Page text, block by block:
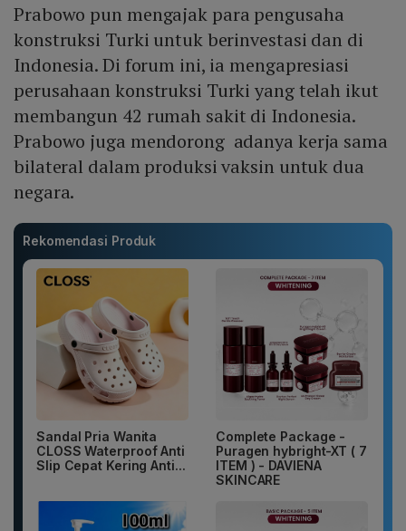
Prabowo pun mengajak para pengusaha
konstruksi Turki untuk berinvestasi dan di
Indonesia. Di forum ini, ia mengapresiasi
perusahaan konstruksi Turki yang telah ikut
membangun 42 rumah sakit di Indonesia.
Prabowo juga mendorong adanya kerja sama
bilateral dalam produksi vaksin untuk dua
negara.
Rekomendasi Produk
Sandal Pria Wanita
CLOSS Waterproof Anti
Slip Cepat Kering Anti...
Complete Package -
Puragen hybright-XT ( 7
ITEM ) - DAVIENA
SKINCARE